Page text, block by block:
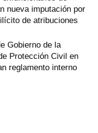
nueva imputación por
de atribuciones
Gobierno de la
Protección Civil en
reglamento interno